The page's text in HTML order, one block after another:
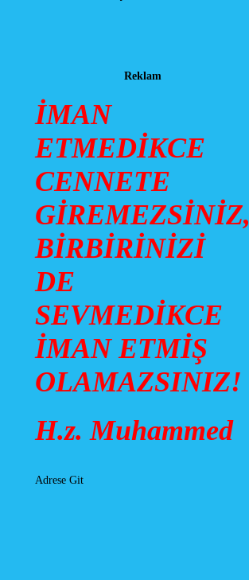
Reklam
İMAN
ETMEDİKCE
CENNETE
GİREMEZSİNİZ,
BİRBİRİNİZİ
DE
SEVMEDİKCE
İMAN ETMİŞ
OLAMAZSINIZ!
H.z. Muhammed
Adrese Git